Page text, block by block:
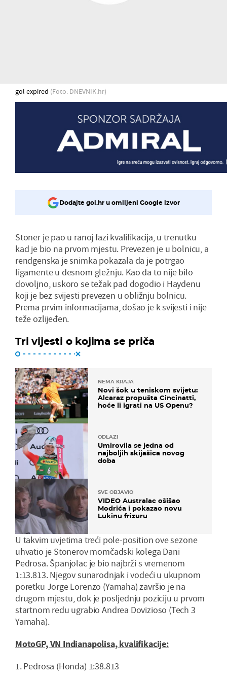
gol expired (Foto: DNEVNIK.hr)
Dodajte gol.hr u omiljeni Google izvor
Stoner je pao u ranoj fazi kvalifikacija, u trenutku
kad je bio na prvom mjestu. Prevezen je u bolnicu, a
rendgenska je snimka pokazala da je potrgao
ligamente u desnom gležnju. Kao da to nije bilo
dovoljno, uskoro se težak pad dogodio i Haydenu
koji je bez svijesti prevezen u obližnju bolnicu.
Prema prvim informacijama, došao je k svijesti i nije
teže ozlijeđen.
Tri vijesti o kojima se priča
NEMA KRAJA
Novi šok u teniskom svijetu:
Alcaraz propušta Cincinatti,
hoće li igrati na US Openu?
ODLAZI
Umirovila se jedna od
najboljih skijašica novog
doba
SVE OBJAVIO
VIDEO Australac ošišao
Modrića i pokazao novu
Lukinu frizuru
U takvim uvjetima treći pole-position ove sezone
uhvatio je Stonerov momčadski kolega Dani
Pedrosa. Španjolac je bio najbrži s vremenom
1:13.813. Njegov sunarodnjak i vodeći u ukupnom
poretku Jorge Lorenzo (Yamaha) završio je na
drugom mjestu, dok je posljednju poziciju u prvom
startnom redu ugrabio Andrea Dovizioso (Tech 3
Yamaha).
MotoGP, VN Indianapolisa, kvalifikacije:
1. Pedrosa (Honda) 1:38.813